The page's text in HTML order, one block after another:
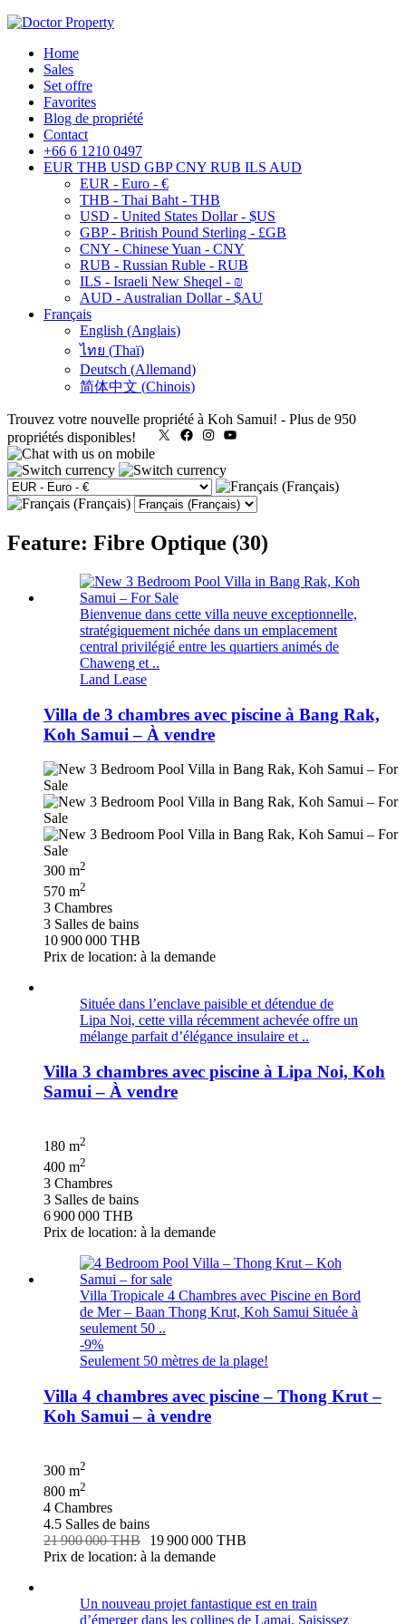
Home
Sales
Set offre
Favorites
Blog de propriété
Contact
+66 6 1210 0497
EUR THB USD GBP CNY RUB ILS AUD
EUR - Euro - €
THB - Thai Baht - THB
USD - United States Dollar - $US
GBP - British Pound Sterling - £GB
CNY - Chinese Yuan - CNY
RUB - Russian Ruble - RUB
ILS - Israeli New Sheqel - ₪
AUD - Australian Dollar - $AU
Français
English (Anglais)
ไทย (Thaï)
Deutsch (Allemand)
简体中文 (Chinois)
Trouvez votre nouvelle propriété à Koh Samui! - Plus de 950
propriétés disponibles!
X FacebookInstagram
Feature: Fibre Optique (30)
Bienvenue dans cette villa neuve exceptionnelle,
stratégiquement nichée dans un emplacement
central privilégié entre les quartiers animés de
Chaweng et ..
Land Lease
Villa de 3 chambres avec piscine à Bang Rak,
Koh Samui – À vendre
300 m2
570 m2
3 Chambres
3 Salles de bains
10 900 000 THB
Prix de location: à la demande
Située dans l’enclave paisible et détendue de
Lipa Noi, cette villa récemment achevée offre un
mélange parfait d’élégance insulaire et ..
Villa 3 chambres avec piscine à Lipa Noi, Koh
Samui – À vendre
180 m2
400 m2
3 Chambres
3 Salles de bains
6 900 000 THB
Prix de location: à la demande
Villa Tropicale 4 Chambres avec Piscine en Bord
de Mer – Baan Thong Krut, Koh Samui Située à
seulement 50 ..
-9%
Seulement 50 mètres de la plage!
Villa 4 chambres avec piscine – Thong Krut –
Koh Samui – à vendre
300 m2
800 m2
4 Chambres
4.5 Salles de bains
21 900 000 THB
19 900 000 THB
Prix de location: à la demande
Un nouveau projet fantastique est en train
d’émerger dans les collines de Lamai. Saisissez